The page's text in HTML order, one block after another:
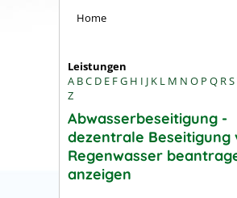
Home
Leistungen
A BC D E FG H I J K L M N O P Q RS
Z
Abwasserbeseitigung -
dezentrale Beseitigung
Regenwasser
anzeigen